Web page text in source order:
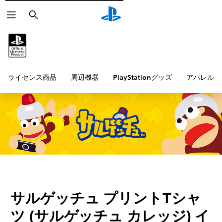
検
索
ライセンス商品 周辺機器 PlayStationグッズ アパレル
サルゲッチュ プリントTシャ
ツ (サルゲッチュ カレッジ) イ